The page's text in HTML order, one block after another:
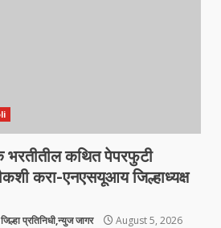
भरतीतील कथित पेपरफुटी
करा-एनएसयूआय जिल्हाध्यक्ष
प्रतिनिधी,न्युज जागर August 5, 2026